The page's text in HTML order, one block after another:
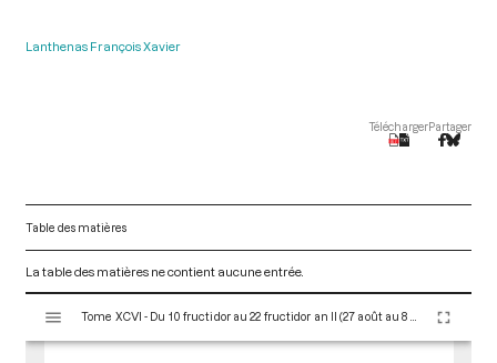
Lanthenas François Xavier
TéléchargerPartager
Table des matières
La table des matières ne contient aucune entrée.
s